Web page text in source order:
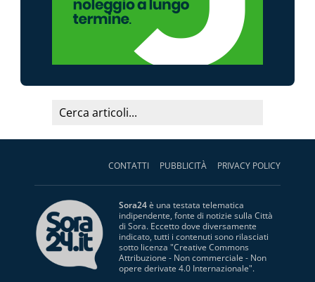
CONTATTI PUBBLICITÀ PRIVACY POLICY
Sora24è una testata telematica
indipendente, fonte di notizie sulla Città
di Sora. Eccetto dove diversamente
indicato, tutti i contenuti sono rilasciati
sotto licenza "Creative Commons
Attribuzione - Non commerciale - Non
opere derivate 4.0 Internazionale".